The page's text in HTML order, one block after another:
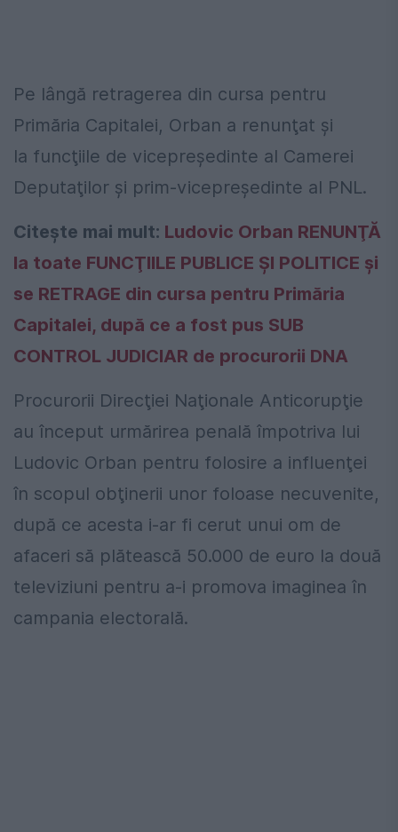
Pe lângă retragerea din cursa pentru
Primăria Capitalei, Orban a renunţat şi
la funcţiile de vicepreşedinte al Camerei
Deputaţilor şi prim-vicepreşedinte al PNL.
Citeşte mai mult: Ludovic Orban RENUNŢĂ
la toate FUNCŢIILE PUBLICE ŞI POLITICE şi
se RETRAGE din cursa pentru Primăria
Capitalei, după ce a fost pus SUB
CONTROL JUDICIAR de procurorii DNA
Procurorii Direcţiei Naţionale Anticorupţie
au început urmărirea penală împotriva lui
Ludovic Orban pentru folosire a influenţei
în scopul obţinerii unor foloase necuvenite,
după ce acesta i-ar fi cerut unui om de
afaceri să plătească 50.000 de euro la două
televiziuni pentru a-i promova imaginea în
campania electorală.